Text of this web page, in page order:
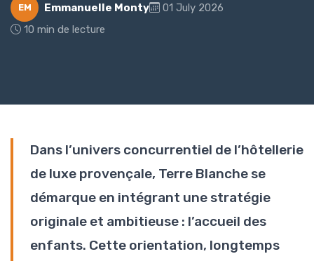
EM Emmanuelle Monty
01 July 2026
10 min de lecture
Dans l’univers concurrentiel de l’hôtellerie
de luxe provençale, Terre Blanche se
démarque en intégrant une stratégie
originale et ambitieuse : l’accueil des
enfants. Cette orientation, longtemps